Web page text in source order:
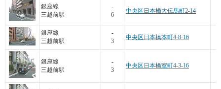
銀座線
三越前駅
-
6
中央区日本橋大伝馬町2-14
銀座線
三越前駅
-
3
中央区日本橋本町4-8-16
銀座線
三越前駅
-
3
中央区日本橋室町4-3-16